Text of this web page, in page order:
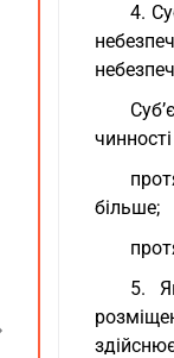
4.
більше;
5.